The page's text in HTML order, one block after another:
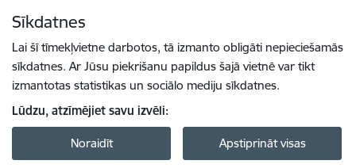
Sīkdatnes
Lai šī tīmekļvietne darbotos, tā izmanto obligāti nepieciešamās
sīkdatnes. Ar Jūsu piekrišanu papildus šajā vietnē var tikt
izmantotas statistikas un sociālo mediju sīkdatnes.
Lūdzu, atzīmējiet savu izvēli:
Noraidīt Apstiprināt visas